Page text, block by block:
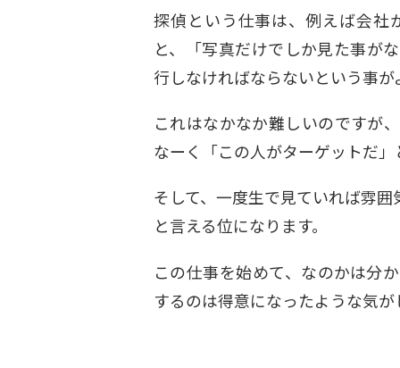
探偵という仕事は、例えば会社
と、「写真だけでしか見た事が
行しなければならないという事が
これはなかなか難しいのですが
なーく「この人がターゲットだ
そして、一度生で見ていれば雰
と言える位になります。
この仕事を始めて、なのかは分
するのは得意になったような気